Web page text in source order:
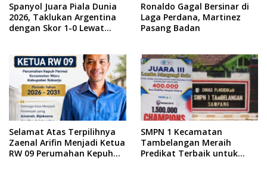
Spanyol Juara Piala Dunia
2026, Taklukan Argentina
dengan Skor 1-0 Lewat
Ronaldo Gagal Bersinar di
Laga Perdana, Martinez
Pasang Badan
Selamat Atas Terpilihnya
Zaenal Arifin Menjadi Ketua
RW 09 Perumahan Kepuh
SMPN 1 Kecamatan
Tambelangan Meraih
Predikat Terbaik untuk